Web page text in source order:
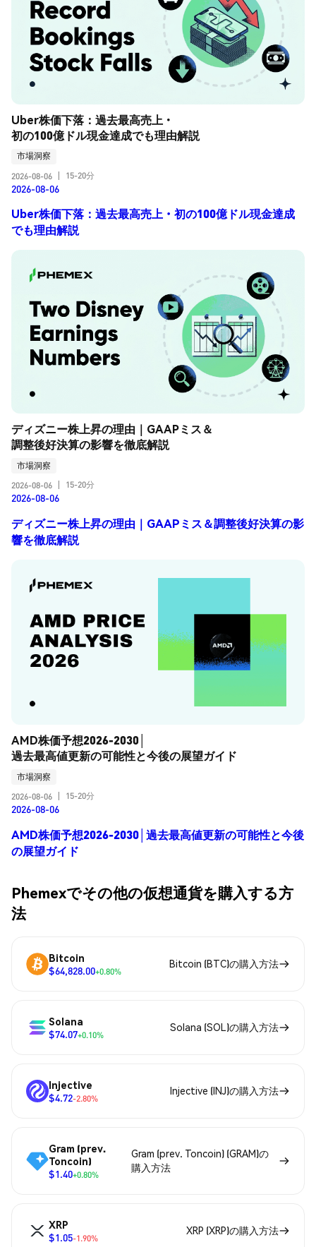
Uber株価下落：過去最高売上・
初の100億ドル現金達成でも理由解説
市場洞察
2026-08-06
15-20分
2026-08-06
Uber株価下落：過去最高売上・初の100億ドル現金達成
でも理由解説
ディズニー株上昇の理由｜GAAPミス＆
調整後好決算の影響を徹底解説
市場洞察
2026-08-06
15-20分
2026-08-06
ディズニー株上昇の理由｜GAAPミス＆調整後好決算の影
響を徹底解説
AMD株価予想2026-2030│
過去最高値更新の可能性と今後の展望ガイド
市場洞察
2026-08-06
15-20分
2026-08-06
AMD株価予想2026-2030│過去最高値更新の可能性と今後
の展望ガイド
Phemexでその他の仮想通貨を購入する方
法
Bitcoin
$64,828.00+0.80%
Bitcoin (BTC)の購入方法
Solana
$74.07+0.10%
Solana (SOL)の購入方法
Injective
$4.72-2.80%
Injective (INJ)の購入方法
Gram (prev.
Toncoin)
$1.40+0.80%
Gram (prev. Toncoin) (GRAM)の
購入方法
XRP
$1.05-1.90%
XRP (XRP)の購入方法